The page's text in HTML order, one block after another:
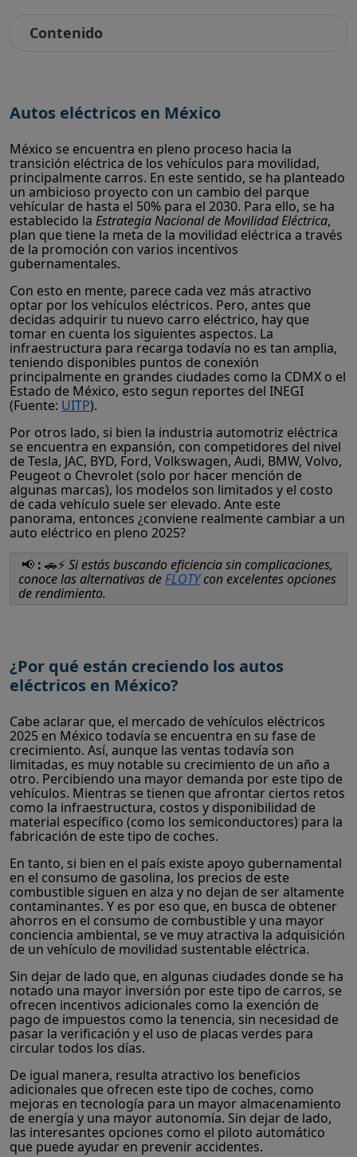
Contenido
Autos eléctricos en México
México se encuentra en pleno proceso hacia la
transición eléctrica de los vehículos para movilidad,
principalmente carros. En este sentido, se ha planteado
un ambicioso proyecto con un cambio del parque
vehícular de hasta el 50% para el 2030. Para ello, se ha
establecido la Estrategia Nacional de Movilidad Eléctrica,
plan que tiene la meta de la movilidad eléctrica a través
de la promoción con varios incentivos
gubernamentales.
Con esto en mente, parece cada vez más atractivo
optar por los vehículos eléctricos. Pero, antes que
decidas adquirir tu nuevo carro eléctrico, hay que
tomar en cuenta los siguientes aspectos. La
infraestructura para recarga todavía no es tan amplia,
teniendo disponibles puntos de conexión
principalmente en grandes ciudades como la CDMX o el
Estado de México, esto segun reportes del INEGI
(Fuente: UITP).
Por otros lado, si bien la industria automotriz eléctrica
se encuentra en expansión, con competidores del nivel
de Tesla, JAC, BYD, Ford, Volkswagen, Audi, BMW, Volvo,
Peugeot o Chevrolet (solo por hacer mención de
algunas marcas), los modelos son limitados y el costo
de cada vehículo suele ser elevado. Ante este
panorama, entonces ¿conviene realmente cambiar a un
auto eléctrico en pleno 2025?
📢 : 🚗⚡Si estás buscando eficiencia sin complicaciones,
conoce las alternativas deFLOTYcon excelentes opciones
de rendimiento.
¿Por qué están creciendo los autos
eléctricos en México?
Cabe aclarar que, el mercado de vehículos eléctricos
2025 en México todavía se encuentra en su fase de
crecimiento. Así, aunque las ventas todavía son
limitadas, es muy notable su crecimiento de un año a
otro. Percibiendo una mayor demanda por este tipo de
vehículos. Mientras se tienen que afrontar ciertos retos
como la infraestructura, costos y disponibilidad de
material específico (como los semiconductores) para la
fabricación de este tipo de coches.
En tanto, si bien en el país existe apoyo gubernamental
en el consumo de gasolina, los precios de este
combustible siguen en alza y no dejan de ser altamente
contaminantes. Y es por eso que, en busca de obtener
ahorros en el consumo de combustible y una mayor
conciencia ambiental, se ve muy atractiva la adquisición
de un vehículo de movilidad sustentable eléctrica.
Sin dejar de lado que, en algunas ciudades donde se ha
notado una mayor inversión por este tipo de carros, se
ofrecen incentivos adicionales como la exención de
pago de impuestos como la tenencia, sin necesidad de
pasar la verificación y el uso de placas verdes para
circular todos los días.
De igual manera, resulta atractivo los beneficios
adicionales que ofrecen este tipo de coches, como
mejoras en tecnología para un mayor almacenamiento
de energía y una mayor autonomía. Sin dejar de lado,
las interesantes opciones como el piloto automático
que puede ayudar en prevenir accidentes.